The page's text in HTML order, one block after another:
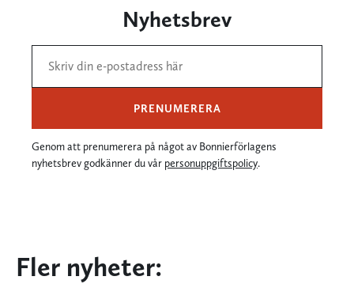
Nyhetsbrev
PRENUMERERA
Genom att prenumerera på något av Bonnierförlagens
nyhetsbrev godkänner du vår personuppgiftspolicy.
Fler nyheter: